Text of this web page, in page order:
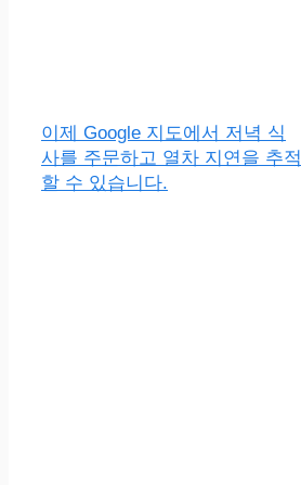
이제 Google 지도에서 저녁 식
사를 주문하고 열차 지연을 추적
할 수 있습니다.